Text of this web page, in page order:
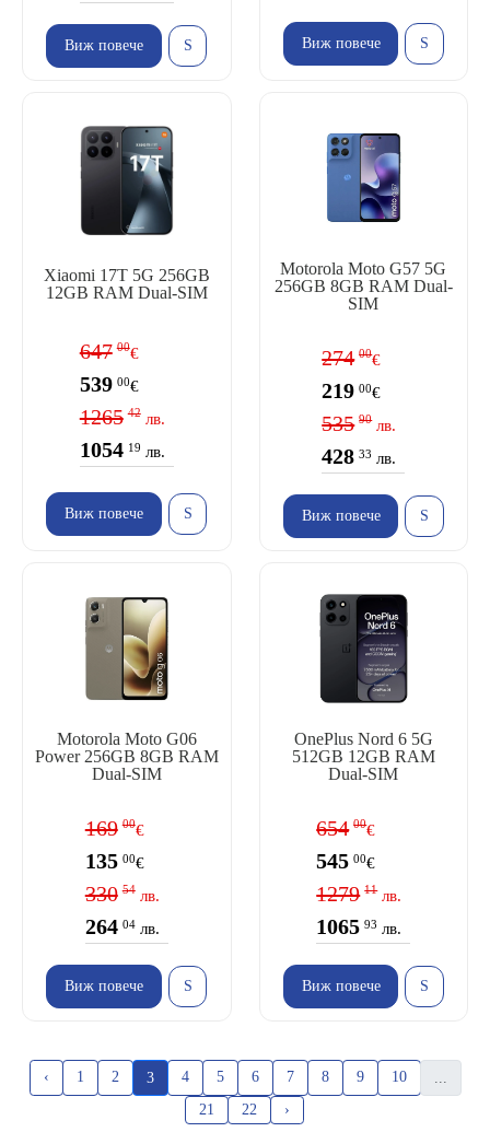
Виж повече Виж повече
Xiaomi 17T 5G 256GB
12GB RAM Dual-SIM
647 00€
539 00€
1265 42лв.
1054 19 лв.
Виж повече
Motorola Moto G57 5G
256GB 8GB RAM Dual-
SIM
274 00€
219 00€
535 90лв.
428 33 лв.
Виж повече
Motorola Moto G06
Power 256GB 8GB RAM
Dual-SIM
169 00€
135 00€
330 54лв.
264 04лв.
Виж повече
OnePlus Nord 6 5G
512GB 12GB RAM
Dual-SIM
654 00€
545 00€
1279 11лв.
1065 93 лв.
Виж повече
‹ 1 2 3 4 5 6 7 8 9 10
21
22 ›